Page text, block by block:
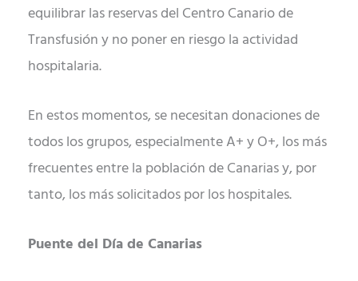
equilibrar las reservas del Centro Canario de
Transfusión y no poner en riesgo la actividad
hospitalaria.
En estos momentos, se necesitan donaciones de
todos los grupos, especialmente A+ y O+, los más
frecuentes entre la población de Canarias y, por
tanto, los más solicitados por los hospitales.
Puente del Día de Canarias